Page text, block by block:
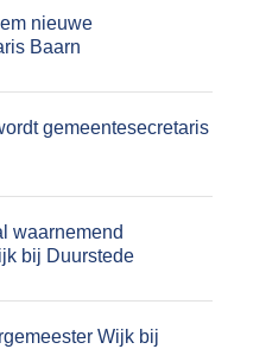
nieuwe
Baarn
gemeentesecretaris
waarnemend
bij Duurstede
Wijk bij